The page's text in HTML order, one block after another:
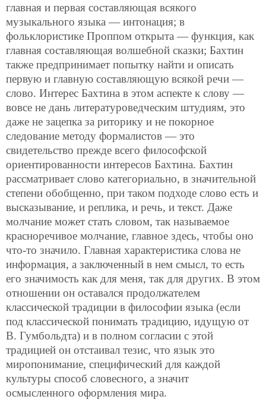
главная и первая составляющая всякого
музыкального языка — интонация; в
фольклористике Проппом открыта — функция, как
главная составляющая волшебной сказки; Бахтин
также предпринимает попытку найти и описать
первую и главную составляющую всякой речи —
слово. Интерес Бахтина в этом аспекте к слову —
вовсе не дань литературоведческим штудиям, это
даже не зацепка за риторику и не покорное
следование методу формалистов — это
свидетельство прежде всего философской
ориентированности интересов Бахтина. Бахтин
рассматривает слово категориально, в значительной
степени обобщенно, при таком подходе слово есть и
высказывание, и реплика, и речь, и текст. Даже
молчание может стать словом, так называемое
красноречивое молчание, главное здесь, чтобы оно
что-то значило. Главная характеристика слова не
информация, а заключенный в нем смысл, то есть
его значимость как для меня, так для других. В этом
отношении он оставался продолжателем
классической традиции в философии языка (если
под классической понимать традицию, идущую от
В. Гумбольдта) и в полном согласии с этой
традицией он отстаивал тезис, что язык это
миропонимание, специфический для каждой
культуры способ словесного, а значит
осмысленного оформления мира.